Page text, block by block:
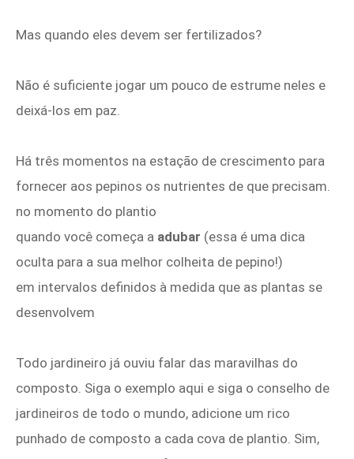
Mas quando eles devem ser fertilizados?
Não é suficiente jogar um pouco de estrume neles e
deixá-los em paz.
Há três momentos na estação de crescimento para
fornecer aos pepinos os nutrientes de que precisam.
no momento do plantio
quando você começa a adubar (essa é uma dica
oculta para a sua melhor colheita de pepino!)
em intervalos definidos à medida que as plantas se
desenvolvem
Todo jardineiro já ouviu falar das maravilhas do
composto. Siga o exemplo aqui e siga o conselho de
jardineiros de todo o mundo, adicione um rico
punhado de composto a cada cova de plantio. Sim,